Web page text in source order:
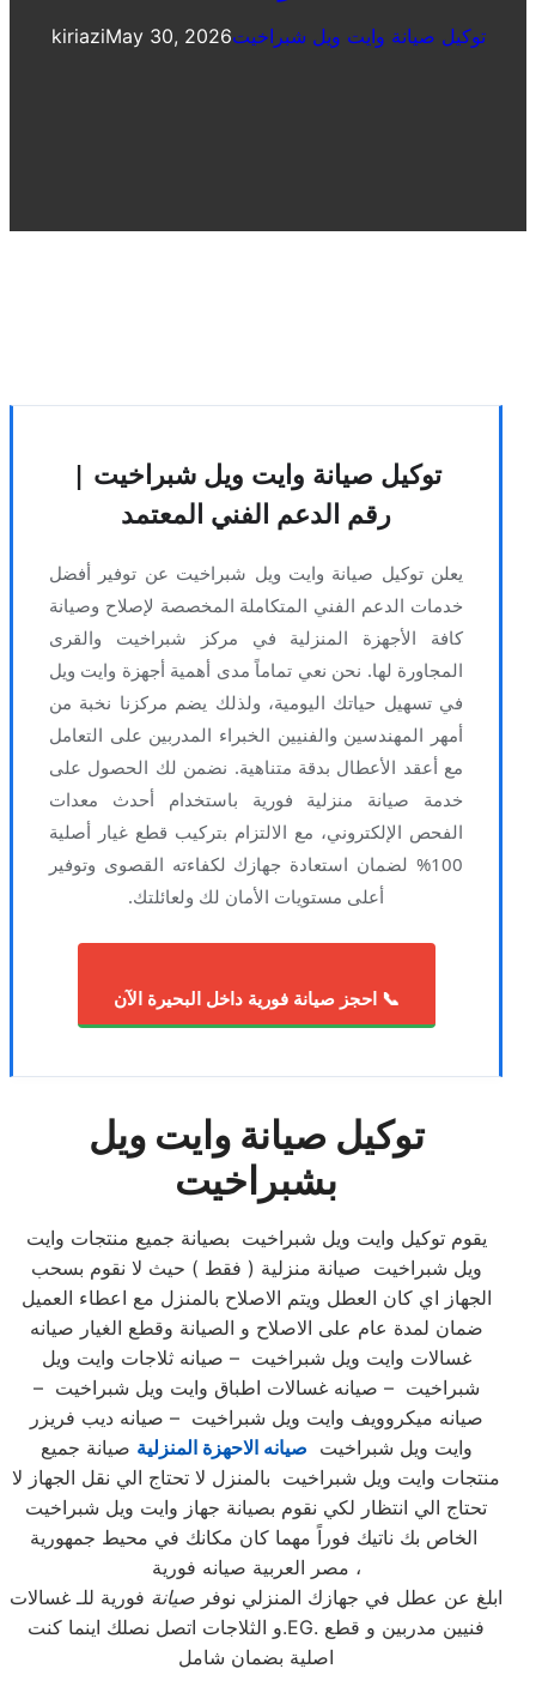
kiriaziMay 30, 2026توكيل صيانة وايت ويل شبراخيت
توكيل صيانة وايت ويل شبراخيت |
رقم الدعم الفني المعتمد
يعلن توكيل صيانة وايت ويل شبراخيت عن توفير أفضل
خدمات الدعم الفني المتكاملة المخصصة لإصلاح وصيانة
كافة الأجهزة المنزلية في مركز شبراخيت والقرى
المجاورة لها. نحن نعي تماماً مدى أهمية أجهزة وايت ويل
في تسهيل حياتك اليومية، ولذلك يضم مركزنا نخبة من
أمهر المهندسين والفنيين الخبراء المدربين على التعامل
مع أعقد الأعطال بدقة متناهية. نضمن لك الحصول على
خدمة صيانة منزلية فورية باستخدام أحدث معدات
الفحص الإلكتروني، مع الالتزام بتركيب قطع غيار أصلية
100% لضمان استعادة جهازك لكفاءته القصوى وتوفير
أعلى مستويات الأمان لك ولعائلتك.
📞 احجز صيانة فورية داخل البحيرة الآن
توكيل صيانة وايت ويل
بشبراخيت
يقوم توكيل وايت ويل شبراخيت بصيانة جميع منتجات وايت
ويل شبراخيت صيانة منزلية ( فقط ) حيث لا نقوم بسحب
الجهاز اي كان العطل ويتم الاصلاح بالمنزل مع اعطاء العميل
ضمان لمدة عام على الاصلاح و الصيانة وقطع الغيار صيانه
غسالات وايت ويل شبراخيت – صيانه ثلاجات وايت ويل
شبراخيت – صيانه غسالات اطباق وايت ويل شبراخيت –
صيانه ميكروويف وايت ويل شبراخيت – صيانه ديب فريزر
وايت ويل شبراخيت صيانه الاحهزة المنزلية صيانة جميع
منتجات وايت ويل شبراخيت بالمنزل لا تحتاج الي نقل الجهاز لا
تحتاج الي انتظار لكي نقوم بصيانة جهاز وايت ويل شبراخيت
الخاص بك ناتيك فوراً مهما كان مكانك في محيط جمهورية
مصر العربية صيانه فورية ،
ابلغ عن عطل في جهازك المنزلي نوفر صيانة فورية للـ غسالات
و الثلاجات اتصل نصلك اينما كنت.EG. فنيين مدربين و قطع
اصلية بضمان شامل